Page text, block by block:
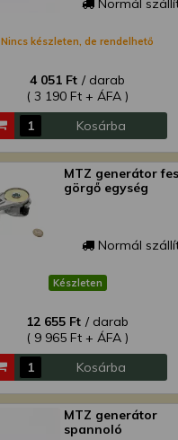
Normál
Nincs készleten, de rendelhető
4 051 Ft / darab
( 3 190 Ft + ÁFA )
Kosárba
MTZ generátor
görgő egység
Normál
Készleten
12 655 Ft / darab
( 9 965 Ft + ÁFA )
Kosárba
MTZ generátor
spannoló